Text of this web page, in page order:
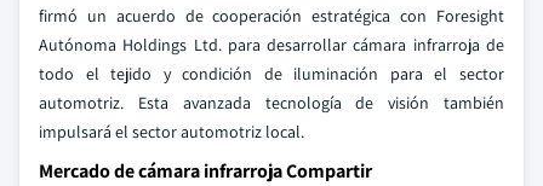
firmó un acuerdo de cooperación estratégica con Foresight
Autónoma Holdings Ltd. para desarrollar cámara infrarroja de
todo el tejido y condición de iluminación para el sector
automotriz. Esta avanzada tecnología de visión también
impulsará el sector automotriz local.
Mercado de cámara infrarroja Compartir